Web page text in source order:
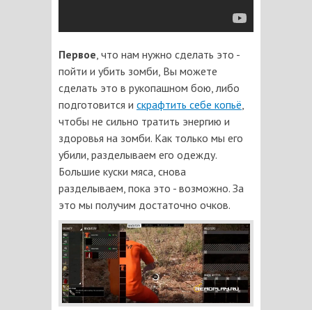
Первое , что нам нужно сделать это -
пойти и убить зомби, Вы можете
сделать это в рукопашном бою, либо
подготовится и скрафтить себе копьё
чтобы не сильно тратить энергию и
здоровья на зомби. Как только мы его
убили, разделываем его одежду.
Большие куски мяса, снова
разделываем, пока это - возможно. За
это мы получим достаточно очков.